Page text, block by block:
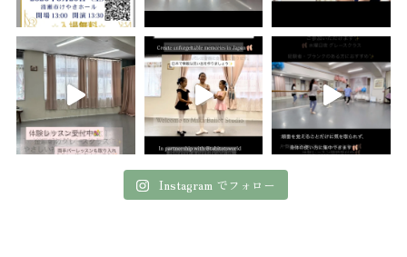
Instagram でフォロー